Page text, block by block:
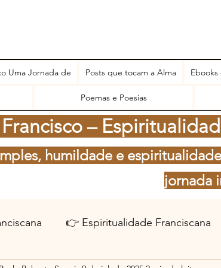
Uma Jornada de Posts que tocam a Alma
Poemas e Poesias
–
humildade e
jornada
👉 Espiritualidade Franciscana